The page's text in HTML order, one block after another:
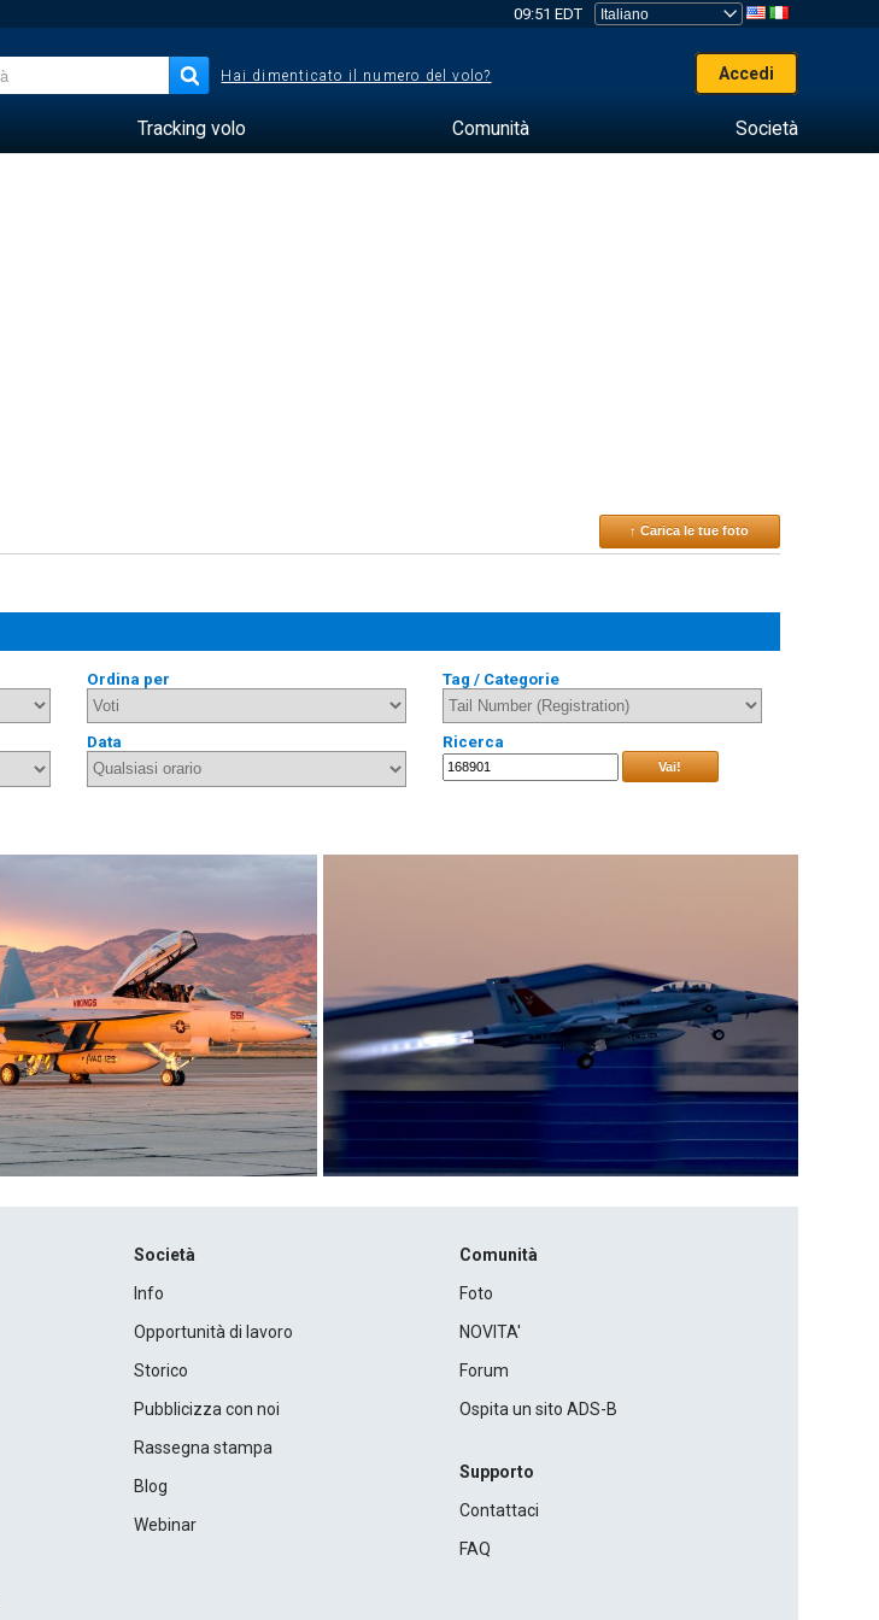
09:51 EDT
Hai dimenticato il numero del volo? Accedi
Tracking volo Comunità Società
↑ Carica le tue foto
Ordina per Tag / Categorie
Data Ricerca
Vai!
Società
Info
Opportunità di lavoro
Storico
Pubblicizza con noi
Rassegna stampa
Blog
Webinar
Comunità
Foto
NOVITA'
Forum
Ospita un sito ADS-B
Supporto
Contattaci
FAQ